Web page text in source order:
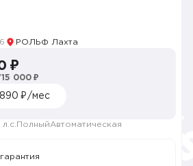
РОЛЬФ Лахта
₽
000 ₽
₽/мес
л.с. ПолныйАвтоматическая
гарантия